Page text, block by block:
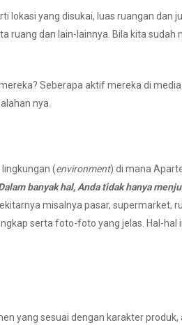
lokasi yang disukai, luas ruangan
ruang dan lain-lainnya. Bila kita
Seberapa aktif mereka di
nya.
(environment) di mana
banyak hal, Anda tidak hanya
misalnya pasar, supermarket,
serta foto-foto yang jelas. Hal-
yang sesuai dengan karakter